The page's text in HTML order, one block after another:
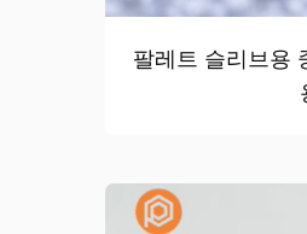
팔레트 슬리브용